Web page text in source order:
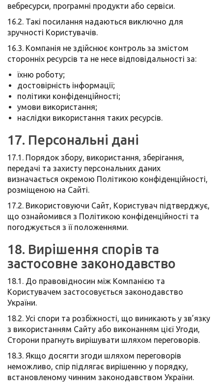
вебресурси, програмні продукти або сервіси.
16.2. Такі посилання надаються виключно для
зручності Користувачів.
16.3. Компанія не здійснює контроль за змістом
сторонніх ресурсів та не несе відповідальності за:
їхню роботу;
достовірність інформації;
політики конфіденційності;
умови використання;
наслідки використання таких ресурсів.
17. Персональні дані
17.1. Порядок збору, використання, зберігання,
передачі та захисту персональних даних
визначається окремою Політикою конфіденційності,
розміщеною на Сайті.
17.2. Використовуючи Сайт, Користувач підтверджує,
що ознайомився з Політикою конфіденційності та
погоджується з її положеннями.
18. Вирішення спорів та
застосовне законодавство
18.1. До правовідносин між Компанією та
Користувачем застосовується законодавство
України.
18.2. Усі спори та розбіжності, що виникають у зв’язку
з використанням Сайту або виконанням цієї Угоди,
Сторони прагнуть вирішувати шляхом переговорів.
18.3. Якщо досягти згоди шляхом переговорів
неможливо, спір підлягає вирішенню у порядку,
встановленому чинним законодавством України.